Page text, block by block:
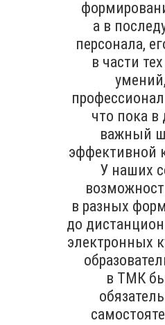
а в
персонала,
в части
что пока в
важный
эффективной
У наших
в разных
до
электронных
в ТМК